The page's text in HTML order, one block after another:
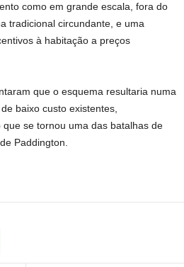
como em grande escala, fora do
tradicional circundante, e uma
à habitação a preços
que o esquema resultaria numa
baixo custo existentes,
se tornou uma das batalhas de
Paddington.